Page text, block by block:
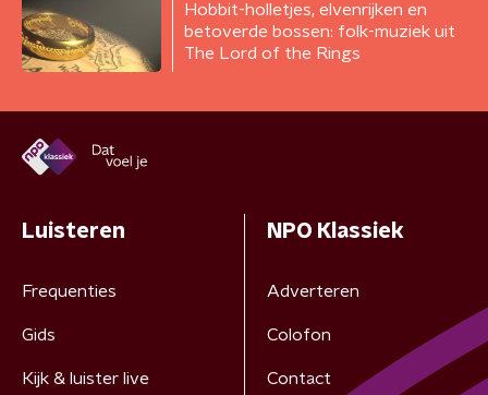
Hobbit-holletjes, elvenrijken en
betoverde bossen: folk-muziek uit
The Lord of the Rings
Luisteren
Frequenties
Gids
Kijk & luister live
NPO Klassiek
Adverteren
Colofon
Contact